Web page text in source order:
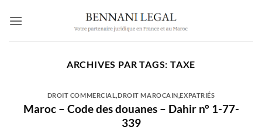
ARCHIVES PAR TAGS: TAXE
DROIT COMMERCIAL ,DROIT MAROCAIN ,EXPATRIÉS
Maroc – Code des douanes – Dahir n° 1-77-
339